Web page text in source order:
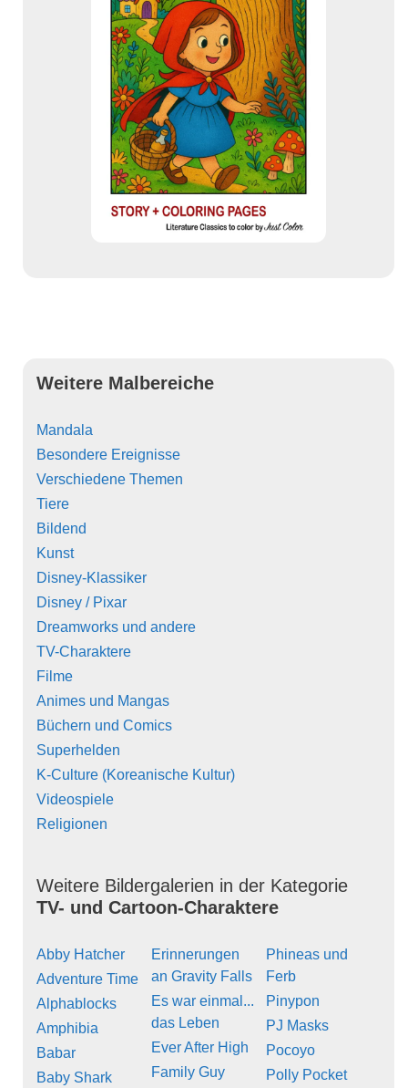
Weitere Malbereiche
Mandala
Besondere Ereignisse
Verschiedene Themen
Tiere
Bildend
Kunst
Disney-Klassiker
Disney / Pixar
Dreamworks und andere
TV-Charaktere
Filme
Animes und Mangas
Büchern und Comics
Superhelden
K-Culture (Koreanische Kultur)
Videospiele
Religionen
Weitere Bildergalerien in der Kategorie
TV- und Cartoon-Charaktere
Abby Hatcher
Adventure Time
Alphablocks
Amphibia
Babar
Baby Shark
Erinnerungen
an Gravity Falls
Es war einmal...
das Leben
Ever After High
Family Guy
Phineas und
Ferb
Pinypon
PJ Masks
Pocoyo
Polly Pocket